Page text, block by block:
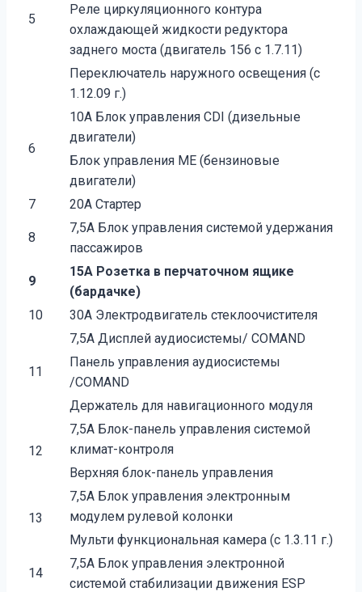
5
Реле циркуляционного контура
охлаждающей жидкости редуктора
заднего моста (двигатель 156 с 1.7.11)
Переключатель наружного освещения (с
1.12.09 г.)
6
10A Блок управления CDI (дизельные
двигатели)
Блок управления ME (бензиновые
двигатели)
7
20A Стартер
8
7,5A Блок управления системой удержания
пассажиров
9
15A Розетка в перчаточном ящике
(бардачке)
10
30A Электродвигатель стеклоочистителя
11
7,5A Дисплей аудиосистемы/ COMAND
Панель управления аудиосистемы
/COMAND
Держатель для навигационного модуля
12
7,5A Блок-панель управления системой
климат-контроля
Верхняя блок-панель управления
13
7,5A Блок управления электронным
модулем рулевой колонки
Мульти функциональная камера (с 1.3.11 г.)
14
7,5A Блок управления электронной
системой стабилизации движения ESP